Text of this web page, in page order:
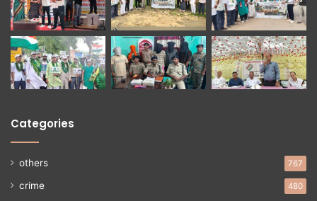
Categories
others 767
crime 480